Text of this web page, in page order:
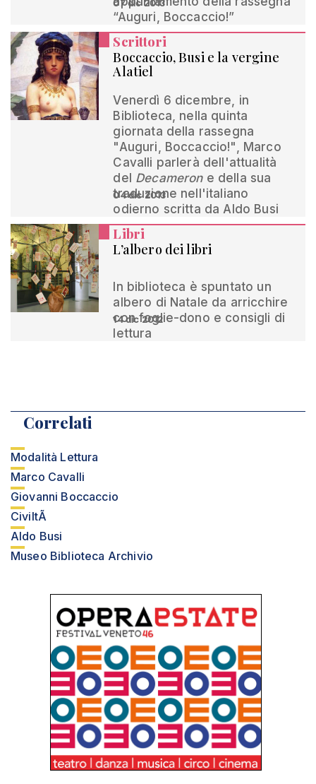
“Auguri, Boccaccio!”
07 dic 2013
Scrittori
Boccaccio, Busi e la vergine
Alatiel
Venerdì 6 dicembre, in
Biblioteca, nella quinta
giornata della rassegna
"Auguri, Boccaccio!", Marco
Cavalli parlerà dell'attualità
del Decamerone della sua
traduzione nell'italiano
odierno scritta da Aldo Busi
04 dic 2013
Libri
L’albero dei libri
In biblioteca è spuntato un
albero di Natale da arricchire
con foglie-dono e consigli di
lettura
14 dic 2012
Correlati
Modalità Lettura
Marco Cavalli
Giovanni Boccaccio
CiviltÃ
Aldo Busi
Museo Biblioteca Archivio